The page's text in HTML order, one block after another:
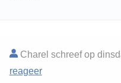
Charel schreef op
reageer